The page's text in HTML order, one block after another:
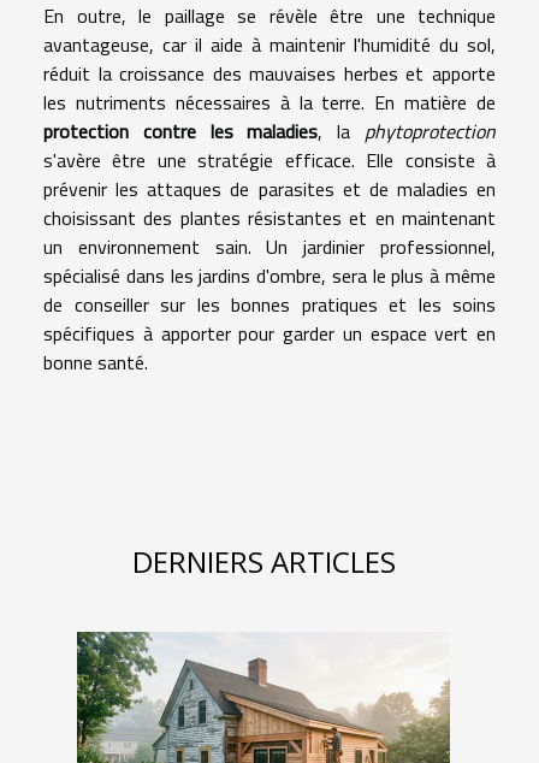
En outre, le paillage se révèle être une technique
avantageuse, car il aide à maintenir l'humidité du sol,
réduit la croissance des mauvaises herbes et apporte
les nutriments nécessaires à la terre. En matière de
protection contre les maladies, la phytoprotection
s'avère être une stratégie efficace. Elle consiste à
prévenir les attaques de parasites et de maladies en
choisissant des plantes résistantes et en maintenant
un environnement sain. Un jardinier professionnel,
spécialisé dans les jardins d'ombre, sera le plus à même
de conseiller sur les bonnes pratiques et les soins
spécifiques à apporter pour garder un espace vert en
bonne santé.
DERNIERS ARTICLES